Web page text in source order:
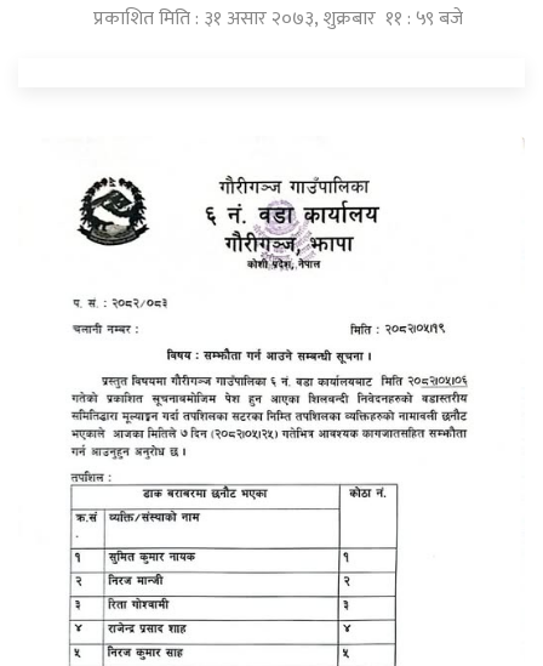
प्रकाशित मिति : ३१ असार २०७३, शुक्रबार ११ : ५९ बजे